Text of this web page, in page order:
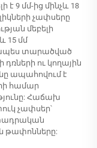
9 մմ-ից մինչև 18
չափսերը
մեբելի
15 մմ
տարածված
ու կողային
ապահովում է
համար
Հաճախ
չափսեր՝
թափոնները: